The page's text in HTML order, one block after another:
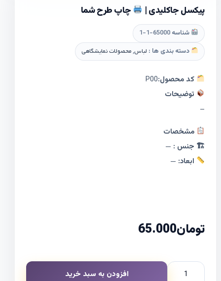
پیکسل جاکلیدی | چاپ طرح شما
شناسه 65000-1-1
دسته بندی ها : لباس,محصولات نمایشگاهی
کد محصول:P00
توضیحات
–
مشخصات
🏗 جنس : —
ابعاد: —
تومان65.000
افزودن به سبد خرید